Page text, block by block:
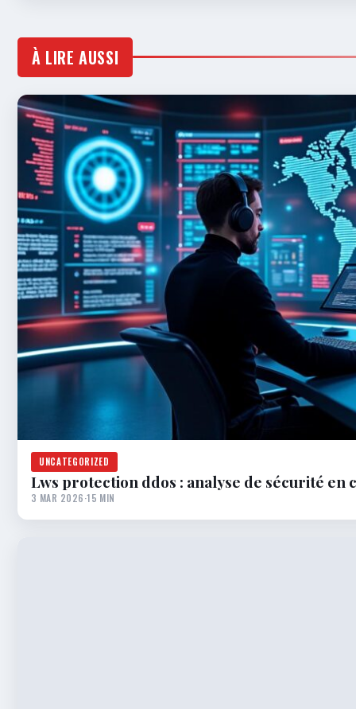
À LIRE AUSSI
UNCATEGORIZED
Lws protection ddos : analyse de sécurité en
3 MAR 2026·15 MIN